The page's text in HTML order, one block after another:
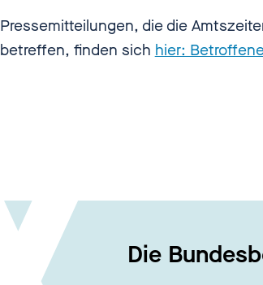
Pressemitteilungen, die die
betreffen, finden sich hier:
Die